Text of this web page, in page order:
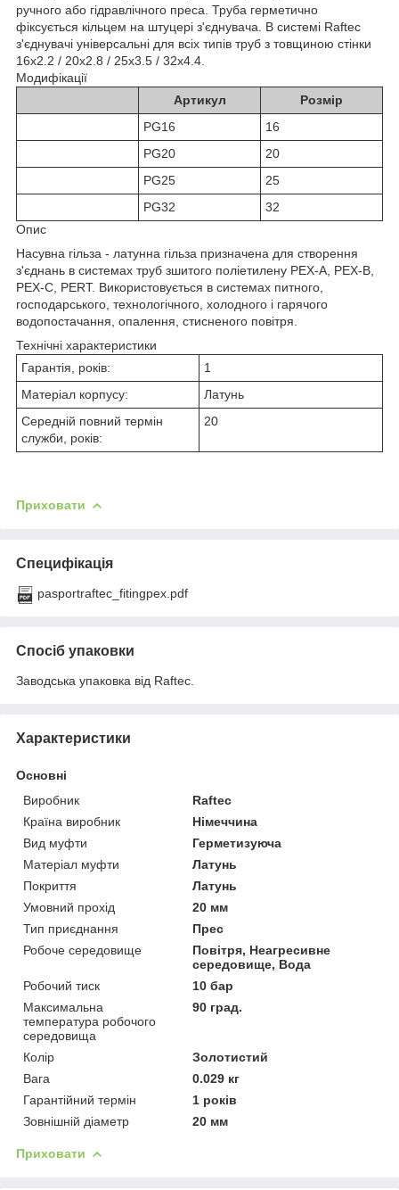
ручного або гідравлічного преса. Труба герметично
фіксується кільцем на штуцері з'єднувача. В системі Raftec
з'єднувачі універсальні для всіх типів труб з товщиною стінки
16х2.2 / 20х2.8 / 25х3.5 / 32х4.4.
Модифікації
Артикул
Розмір
PG16
16
PG20
20
PG25
25
PG32
32
Опис
Насувна гільза - латунна гільза призначена для створення
з'єднань в системах труб зшитого поліетилену PEX-A, PEX-B,
PEX-C, PERT. Використовується в системах питного,
господарського, технологічного, холодного і гарячого
водопостачання, опалення, стисненого повітря.
Технічні характеристики
Гарантія, років:
1
Матеріал корпусу:
Латунь
Середній повний термін
служби, років:
20
Приховати
Специфікація
pasportraftec_fitingpex.pdf
Спосіб упаковки
Заводська упаковка від Raftec.
Характеристики
Основні
Виробник
Raftec
Країна виробник
Німеччина
Вид муфти
Герметизуюча
Матеріал муфти
Латунь
Покриття
Латунь
Умовний прохід
20 мм
Тип приєднання
Прес
Робоче середовище
Повітря, Неагресивне
середовище, Вода
Робочий тиск
10 бар
Максимальна
температура робочого
середовища
90 град.
Колір
Золотистий
Вага
0.029 кг
Гарантійний термін
1 років
Зовнішній діаметр
20 мм
Приховати